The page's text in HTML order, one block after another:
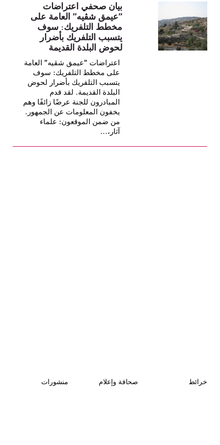
بيان صحفي اعتراضات
"عيمق شڤيه" العامة على
مخطط التلفريك: سوف
يتسبب التلفريك بأضرار
لحوض البلدة القديمة
اعتراضات "عيمق شڤيه" العامة
على مخطط التلفريك: سوف
يتسبب التلفريك بأضرار لحوض
البلدة القديمة. لقد قدم
المبادرون للجنة عرضًا زائفًا وهم
يخفون المعلومات عن الجمهور.
من ضمن الموقعون: علماء
آثار،...
خرائط صحافة وإعلام منشورات